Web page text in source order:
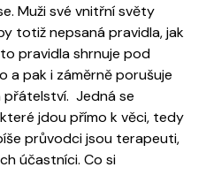
Muži své vnitřní světy
totiž nepsaná pravidla, jak
pravidla shrnuje pod
a pak i záměrně porušuje
Jedná se
jdou přímo k věci, tedy
průvodci jsou terapeuti,
účastníci. Co si